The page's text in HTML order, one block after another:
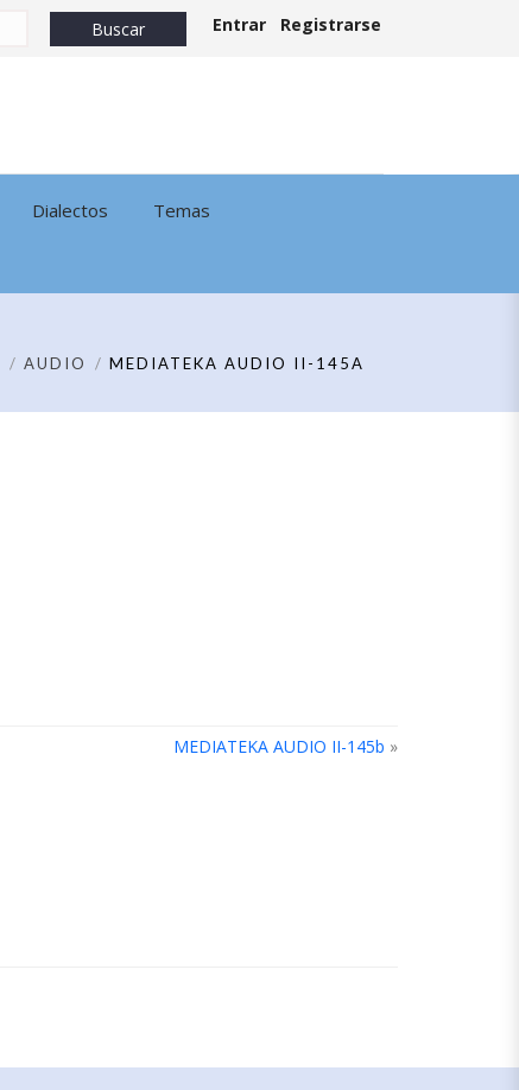
Entrar Registrarse
Dialectos Temas
AUDIO MEDIATEKA AUDIO II-145A
MEDIATEKA AUDIO II-145b »